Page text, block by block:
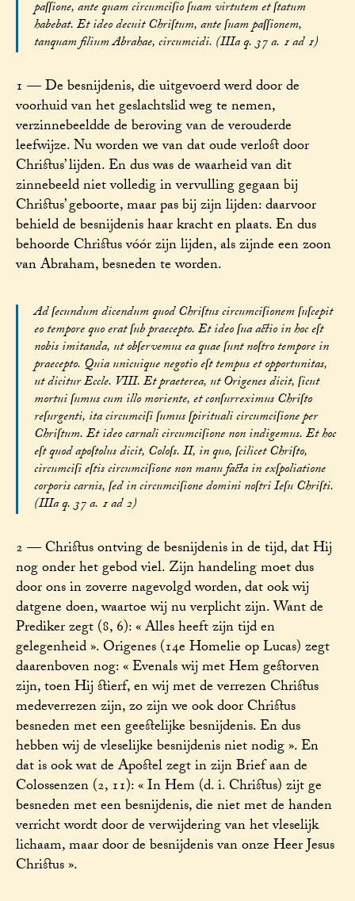
paſſione, ante quam circumciſio ſuam virtutem et ſtatum
habebat. Et ideo decuit Chriſtum, ante ſuam paſſionem,
tanquam filium Abrahae, circumcidi. (IIIa q. 37 a. 1 ad 1)
1 — De besnijdenis, die uitgevoerd werd door de
voorhuid van het geslachtslid weg te nemen,
verzinnebeeldde de beroving van de verouderde
leefwijze. Nu worden we van dat oude verlost door
Christus’ lijden. En dus was de waarheid van dit
zinnebeeld niet volledig in vervulling gegaan bij
Christus’ geboorte, maar pas bij zijn lijden: daarvoor
behield de besnijdenis haar kracht en plaats. En dus
behoorde Christus vóór zijn lijden, als zijnde een zoon
van Abraham, besneden te worden.
Ad ſecundum dicendum quod Chriſtus circumciſionem ſuſcepit
eo tempore quo erat ſub praecepto. Et ideo ſua actio in hoc eſt
nobis imitanda, ut obſervemus ea quae ſunt noſtro tempore in
praecepto. Quia unicuique negotio eſt tempus et opportunitas,
ut dicitur Eccle. VIII. Et praeterea, ut Origenes dicit, ſicut
mortui ſumus cum illo moriente, et conſurreximus Chriſto
reſurgenti, ita circumciſi ſumus ſpirituali circumciſione per
Chriſtum. Et ideo carnali circumciſione non indigemus. Et hoc
eſt quod apoſtolus dicit, Coloſs. II, in quo, ſcilicet Chriſto,
circumciſi eſtis circumciſione non manu facta in exſpoliatione
corporis carnis, ſed in circumciſione domini noſtri Ieſu Chriſti.
(IIIa q. 37 a. 1 ad 2)
2 — Christus ontving de besnijdenis in de tijd, dat Hij
nog onder het gebod viel. Zijn handeling moet dus
door ons in zoverre nagevolgd worden, dat ook wij
datgene doen, waartoe wij nu verplicht zijn. Want de
Prediker zegt (8, 6): « Alles heeft zijn tijd en
gelegenheid ». Origenes (14e Homelie op Lucas) zegt
daarenboven nog: « Evenals wij met Hem gestorven
zijn, toen Hij stierf, en wij met de verrezen Christus
medeverrezen zijn, zo zijn we ook door Christus
besneden met een geestelijke besnijdenis. En dus
hebben wij de vleselijke besnijdenis niet nodig ». En
dat is ook wat de Apostel zegt in zijn Brief aan de
Colossenzen (2, 11): « In Hem (d. i. Christus) zijt ge
besneden met een besnijdenis, die niet met de handen
verricht wordt door de verwijdering van het vleselijk
lichaam, maar door de besnijdenis van onze Heer Jesus
Christus ».